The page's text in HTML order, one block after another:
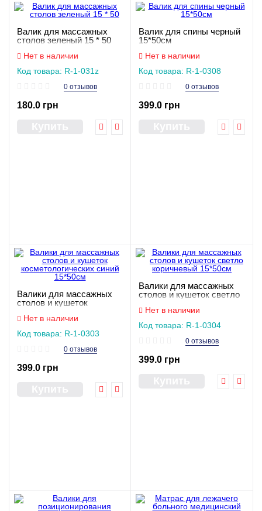
Валик для массажных
столов зеленый 15 * 50
Нет в наличии
Код товара: R-1-031z
0 отзывов
180.0 грн
Валик для спины черный
15*50см
Нет в наличии
Код товара: R-1-0308
0 отзывов
399.0 грн
Валики для массажных
столов и кушеток
15*50см
Нет в наличии
Код товара: R-1-0303
0 отзывов
399.0 грн
Валики для массажных
столов и кушеток светло
Нет в наличии
Код товара: R-1-0304
0 отзывов
399.0 грн